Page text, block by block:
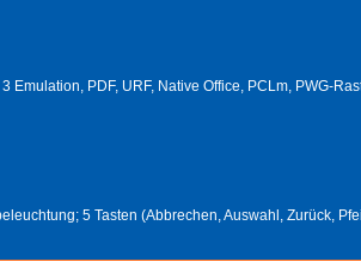
Emulation, PDF, URF, Native Office, PCLm, PWG-
5 Tasten (Abbrechen, Auswahl, Zurück,